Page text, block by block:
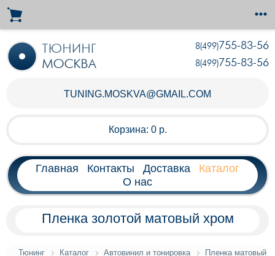
8(499)755-83-56
8(499)755-83-56
TUNING.MOSKVA@GMAIL.COM
Корзина: 0 р.
Главная Контакты Доставка
Каталог
О нас
Пленка золотой матовый хром
Тюнинг Каталог Автовинил и тонировка
Пленка матовый